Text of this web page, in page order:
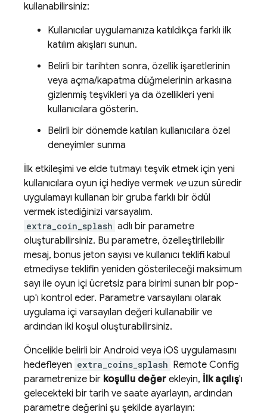
kullanabilirsiniz:
Kullanıcılar uygulamanıza katıldıkça farklı ilk
katılım akışları sunun.
Belirli bir tarihten sonra, özellik işaretlerinin
veya açma/kapatma düğmelerinin arkasına
gizlenmiş teşvikleri ya da özellikleri yeni
kullanıcılara gösterin.
Belirli bir dönemde katılan kullanıcılara özel
deneyimler sunma
İlk etkileşimi ve elde tutmayı teşvik etmek için yeni
kullanıcılara oyun içi hediye vermek veuzun süredir
uygulamayı kullanan bir gruba farklı bir ödül
vermek istediğinizi varsayalım.
extra_coin_splash adlı bir parametre
oluşturabilirsiniz. Bu parametre, özelleştirilebilir
mesaj, bonus jeton sayısı ve kullanıcı teklifi kabul
etmediyse teklifin yeniden gösterileceği maksimum
sayı ile oyun içi ücretsiz para birimi sunan bir pop-
up'ı kontrol eder. Parametre varsayılanı olarak
uygulama içi varsayılan değeri kullanabilir ve
ardından iki koşul oluşturabilirsiniz.
Öncelikle belirli bir Android veya iOS uygulamasını
hedefleyen extra_coins_splash Remote Config
parametrenize bir koşullu değer ekleyin, İlk açılış'ı
gelecekteki bir tarih ve saate ayarlayın, ardından
parametre değerini şu şekilde ayarlayın: